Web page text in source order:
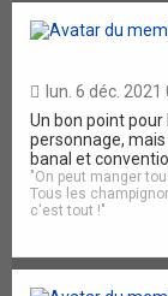
lun. 6 déc. 2021
Un bon point
personnage,
banal et
"On peut manger
Tous les
c'est tout !"